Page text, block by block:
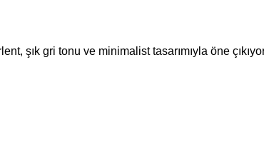
şık gri tonu ve minimalist tasarımıyla öne